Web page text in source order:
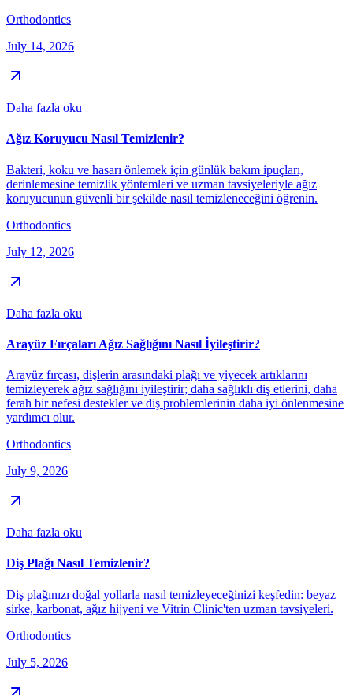
Orthodontics
July 14, 2026
Daha fazla oku
Ağız Koruyucu Nasıl Temizlenir?
Bakteri, koku ve hasarı önlemek için günlük bakım ipuçları,
derinlemesine temizlik yöntemleri ve uzman tavsiyeleriyle ağız
koruyucunun güvenli bir şekilde nasıl temizleneceğini öğrenin.
Orthodontics
July 12, 2026
Daha fazla oku
Arayüz Fırçaları Ağız Sağlığını Nasıl İyileştirir?
Arayüz fırçası, dişlerin arasındaki plağı ve yiyecek artıklarını
temizleyerek ağız sağlığını iyileştirir; daha sağlıklı diş etlerini, daha
ferah bir nefesi destekler ve diş problemlerinin daha iyi önlenmesine
yardımcı olur.
Orthodontics
July 9, 2026
Daha fazla oku
Diş Plağı Nasıl Temizlenir?
Diş plağınızı doğal yollarla nasıl temizleyeceğinizi keşfedin: beyaz
sirke, karbonat, ağız hijyeni ve Vitrin Clinic'ten uzman tavsiyeleri.
Orthodontics
July 5, 2026